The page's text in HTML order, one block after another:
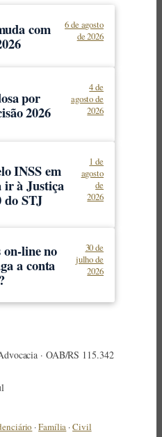
com
6 de agosto
de 2026
por
2026
4 de
agosto de
2026
INSS em
ir à Justiça
do STJ
1 de
agosto
de
2026
on-line no
a conta
30 de
julho de
2026
· OAB/RS 115.342
·Família ·Civil